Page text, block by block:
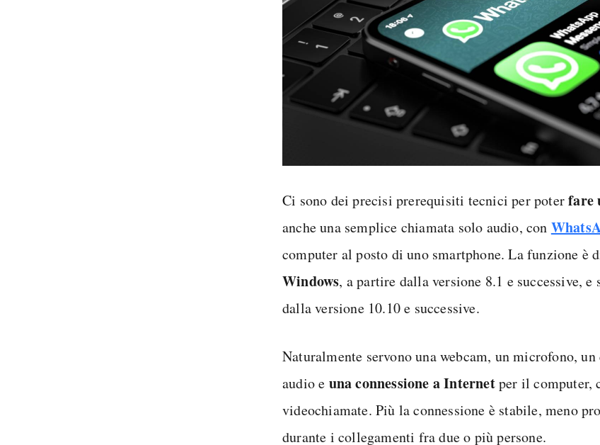
Ci sono dei precisi prerequisiti tecnici per poterfare
anche una semplice chiamata solo audio, con
computer al posto di uno smartphone. La funzione è
Windows, a partire dalla versione 8.1 e successive, e
dalla versione 10.10 e successive.
Naturalmente servono una webcam, un microfono,
audio e una connessione a Internetper il computer,
videochiamate. Più la connessione è stabile, meno
durante i collegamenti fra due o più persone.